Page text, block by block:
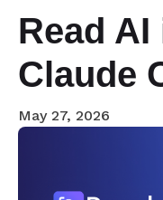
Read
Claude
May 27, 2026